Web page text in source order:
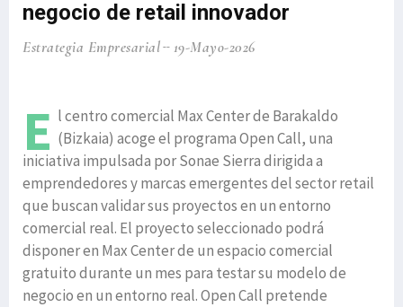
negocio de retail innovador
Estrategia Empresarial 19-Mayo-2026
E l centro comercial Max Center de Barakaldo
(Bizkaia) acoge el programa Open Call, una
iniciativa impulsada por Sonae Sierra dirigida a
emprendedores y marcas emergentes del sector retail
que buscan validar sus proyectos en un entorno
comercial real. El proyecto seleccionado podrá
disponer en Max Center de un espacio comercial
gratuito durante un mes para testar su modelo de
negocio en un entorno real. Open Call pretende